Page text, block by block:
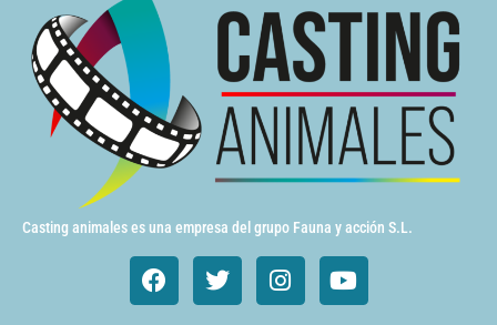
Casting animales es una empresa del grupo Fauna y acción S.L.